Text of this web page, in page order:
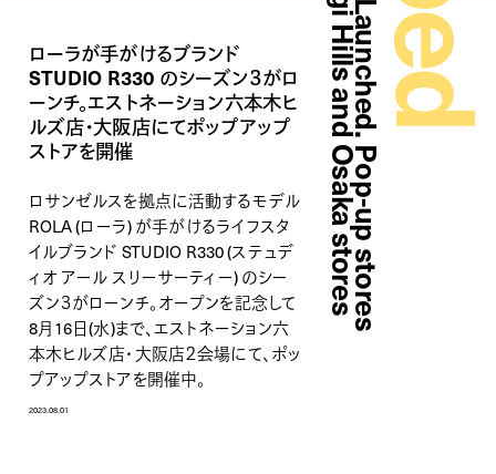
ローラが手がけるブランド
STUDIO R330 のシーズン３がロ
ーンチ。エストネーション六本木ヒ
ルズ店・大阪店にてポップアップ
ストアを開催
ロサンゼルスを拠点に活動するモデル
ROLA (ローラ) が手がけるライフスタ
イルブランド STUDIO R330 (ステュデ
ィオ アール スリーサーティー) のシー
ズン３がローンチ。オープンを記念して
8月16日(水)まで、エストネーション六
本木ヒルズ店・大阪店２会場にて、ポッ
プアップストアを開催中。
2023.08.01